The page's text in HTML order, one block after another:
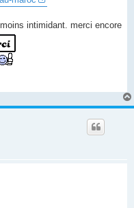
intimidant. merci encore